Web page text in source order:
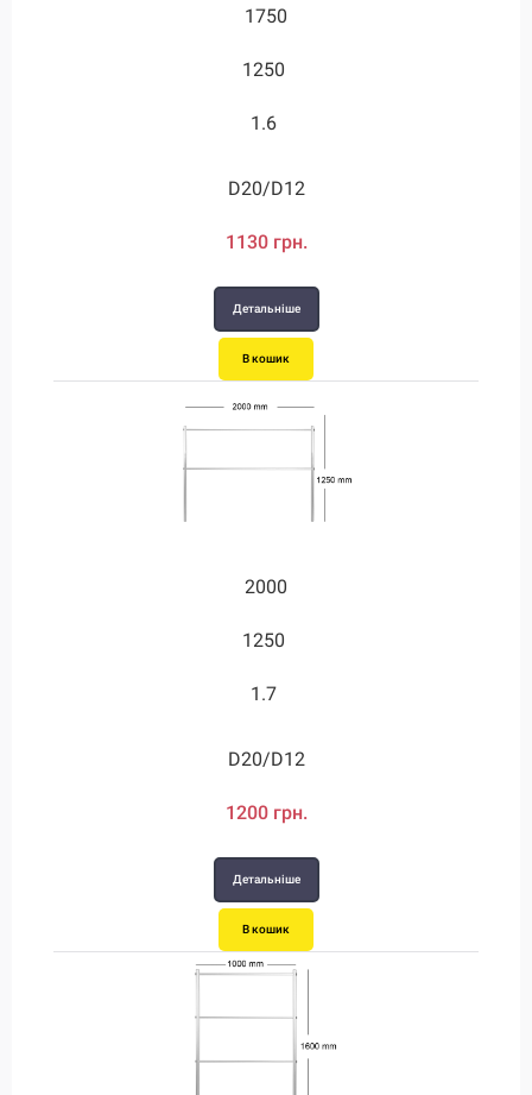
1750
1250
1.6
D20/D12
1130 грн.
Детальніше
В кошик
2000
1250
1.7
D20/D12
1200 грн.
Детальніше
В кошик